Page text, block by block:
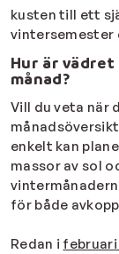
kusten till ett
vintersemester
Hur är vädret
månad?
Vill du veta när
enkelt kan
massor av sol
för både
Redan i februari